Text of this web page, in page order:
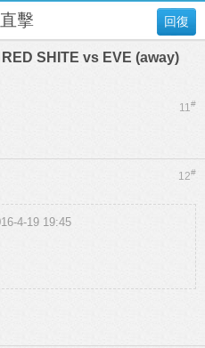
回復
擊
SHITE vs EVE (away)
11#
12#
4-19 19:45